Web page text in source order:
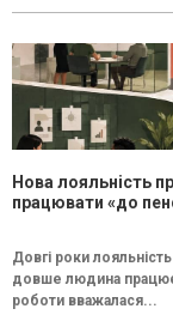
Нова лояльність
працювати «до
Довгі роки
довше людина працює
роботи вважалася...